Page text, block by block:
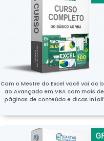
Com o Mestre do Excel você vai do
ao Avançado em VBA com mais
páginas de conteúdo e dicas